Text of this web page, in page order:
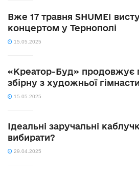
Вже 17 травня SHUMEI
концертом у Тернополі
15.05.2025
«Креатор-Буд» продовжує
збірну з художньої
15.05.2025
Ідеальні заручальні
вибирати?
29.04.2025